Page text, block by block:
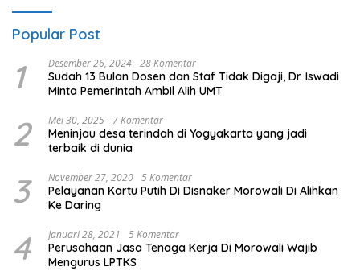
Popular Post
1 Desember 26, 2024 28 Komentar
Sudah 13 Bulan Dosen dan Staf Tidak Digaji, Dr. Iswadi
Minta Pemerintah Ambil Alih UMT
2 Mei 30, 2025 7 Komentar
Meninjau desa terindah di Yogyakarta yang jadi
terbaik di dunia
3 November 27, 2020 5 Komentar
Pelayanan Kartu Putih Di Disnaker Morowali Di Alihkan
Ke Daring
4 Januari 28, 2021 5 Komentar
Perusahaan Jasa Tenaga Kerja Di Morowali Wajib
Mengurus LPTKS